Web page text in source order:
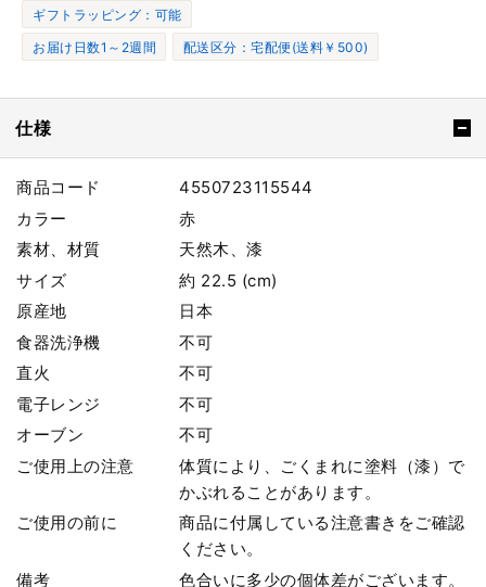
ギフトラッピング：可能
お届け日数1～2週間
配送区分：宅配便(送料￥500)
仕様
商品コード
4550723115544
カラー
赤
素材、材質
天然木、漆
サイズ
約 22.5 (cm)
原産地
日本
食器洗浄機
不可
直火
不可
電子レンジ
不可
オーブン
不可
ご使用上の注意
体質により、ごくまれに塗料（漆）で
かぶれることがあります。
ご使用の前に
商品に付属している注意書きをご確認
ください。
備考
色合いに多少の個体差がございます。